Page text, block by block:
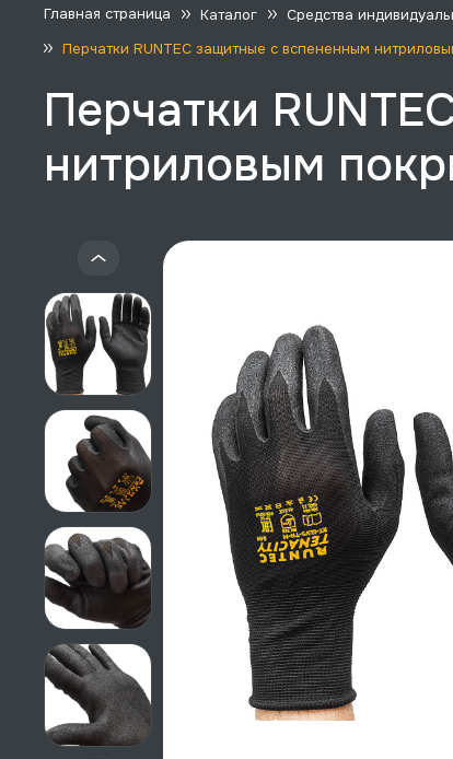
Главная страница Каталог Средства
Перчатки RUNTEC защитные с вспененным
Перчатки
нитриловым